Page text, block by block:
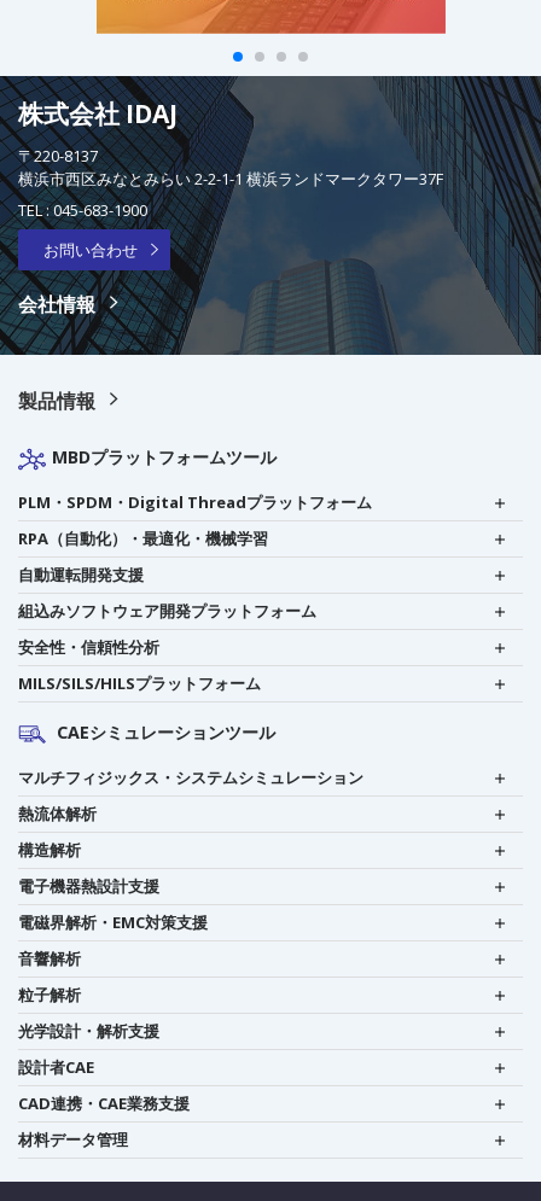
株式会社 IDAJ
〒220-8137
横浜市西区みなとみらい 2-2-1-1 横浜ランドマークタワー37F
TEL :045-683-1900
お問い合わせ
会社情報
製品情報
MBDプラットフォームツール
PLM・SPDM・Digital Threadプラットフォーム
RPA（自動化）・最適化・機械学習
自動運転開発支援
組込みソフトウェア開発プラットフォーム
安全性・信頼性分析
MILS/SILS/HILSプラットフォーム
CAEシミュレーションツール
マルチフィジックス・システムシミュレーション
熱流体解析
構造解析
電子機器熱設計支援
電磁界解析・EMC対策支援
音響解析
粒子解析
光学設計・解析支援
設計者CAE
CAD連携・CAE業務支援
材料データ管理